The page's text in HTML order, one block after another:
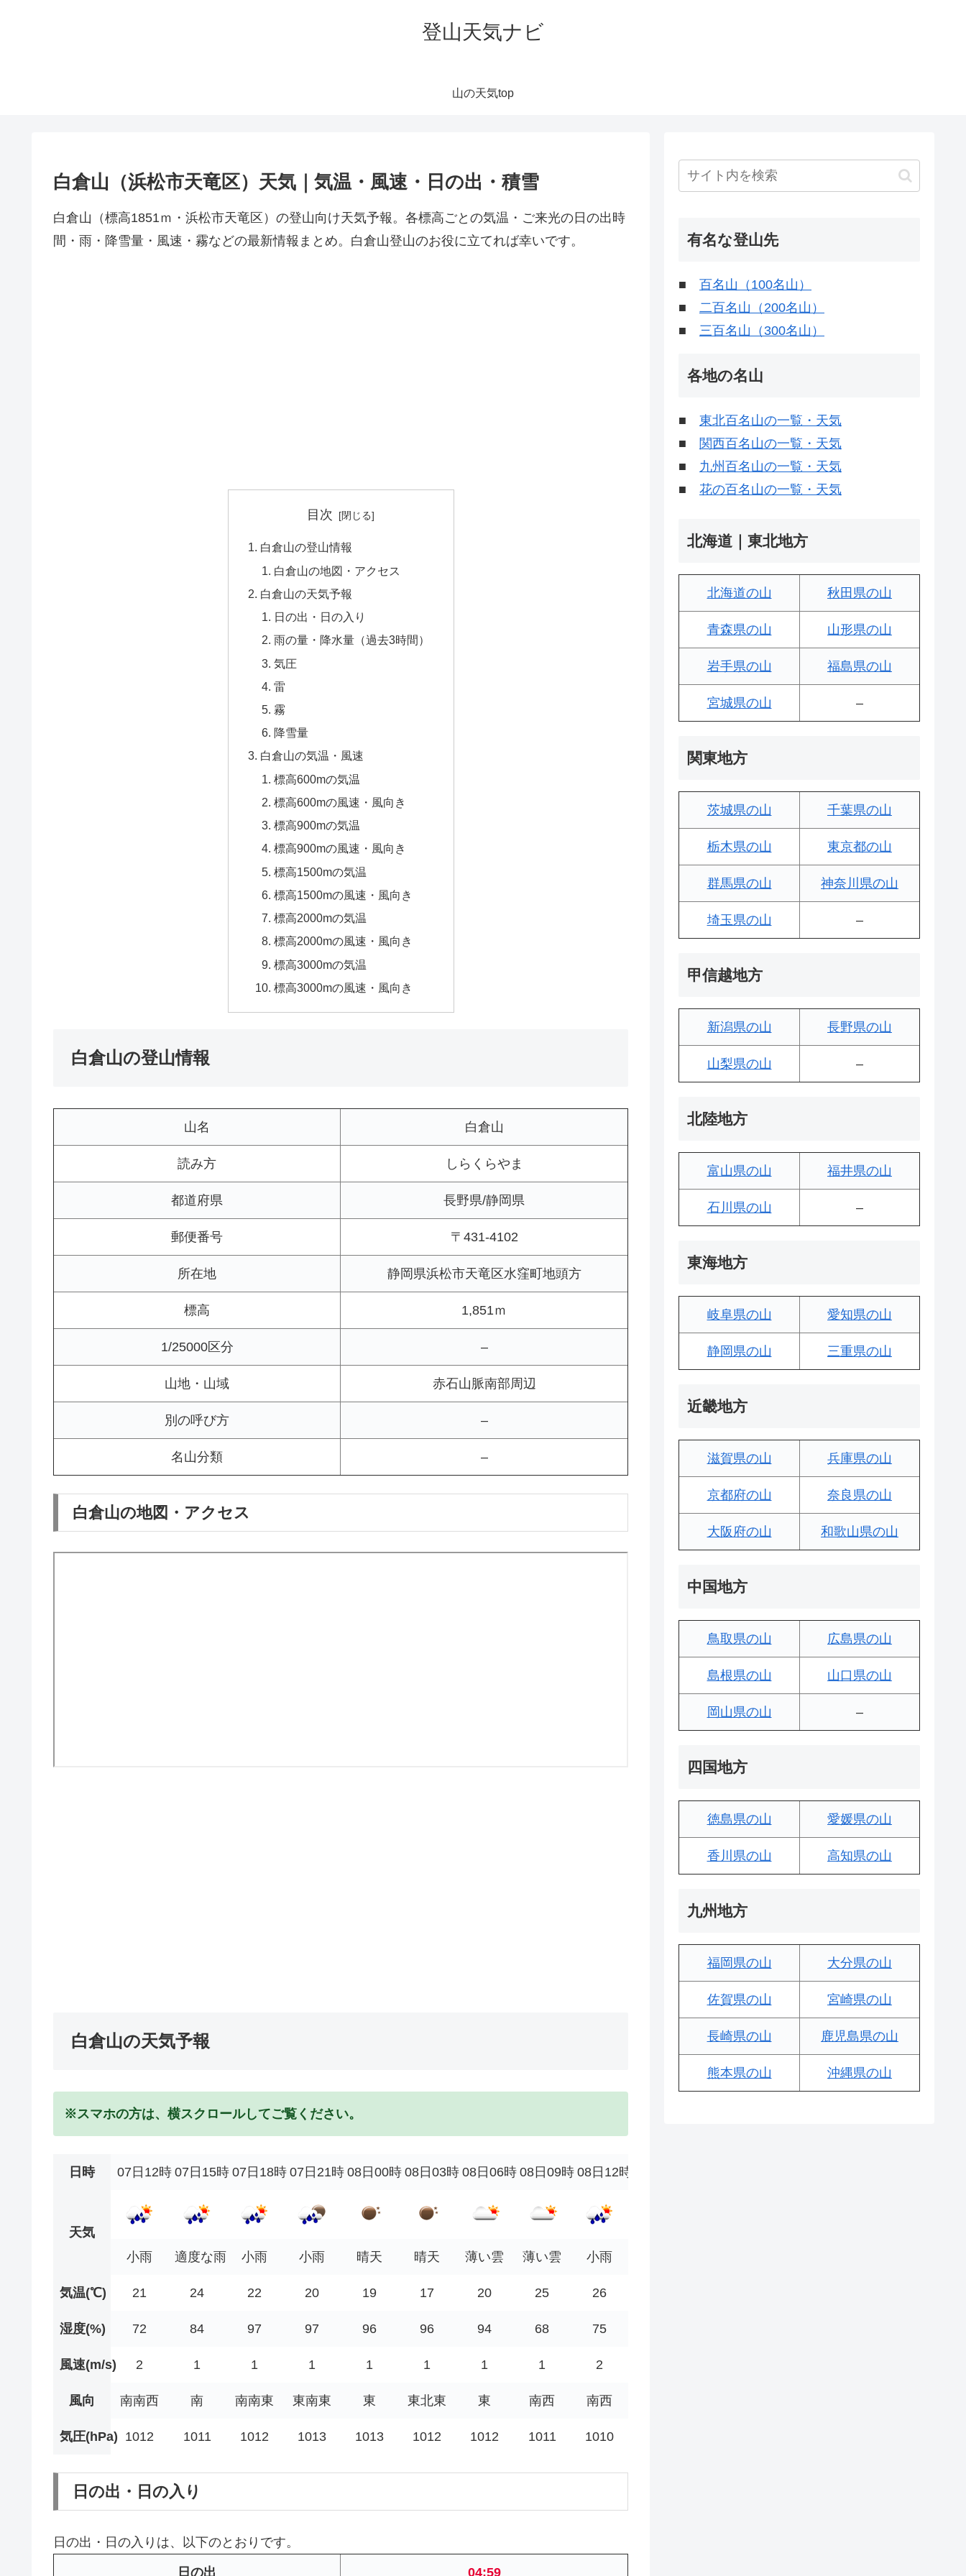
登山天気ナビ
山の天気top
白倉山（浜松市天竜区）天気｜気温・風速・日の出・積雪
白倉山（標高1851ｍ・浜松市天竜区）の登山向け天気予報。各標高ごとの気温・ご来光の日の出時
間・雨・降雪量・風速・霧などの最新情報まとめ。白倉山登山のお役に立てれば幸いです。
目次
白倉山の登山情報
白倉山の地図・アクセス
白倉山の天気予報
日の出・日の入り
雨の量・降水量（過去3時間）
気圧
雷
霧
降雪量
白倉山の気温・風速
標高600mの気温
標高600mの風速・風向き
標高900mの気温
標高900mの風速・風向き
標高1500mの気温
標高1500mの風速・風向き
標高2000mの気温
標高2000mの風速・風向き
標高3000mの気温
標高3000mの風速・風向き
白倉山の登山情報
山名 白倉山
読み方 しらくらやま
都道府県 長野県/静岡県
郵便番号 〒431-4102
所在地 静岡県浜松市天竜区水窪町地頭方
標高 1,851ｍ
1/25000区分 –
山地・山域 赤石山脈南部周辺
別の呼び方 –
名山分類 –
白倉山の地図・アクセス
白倉山の天気予報
※スマホの方は、横スクロールしてご覧ください。
日時 07日12時 07日15時 07日18時 07日21時 08日00時 08日03時 08日06時 08日09時 08日12時
天気
小雨
適度な雨 小雨 小雨 晴天 晴天 薄い雲 薄い雲 小雨
気温(℃) 21 24 22 20 19 17 20 25 26
湿度(%) 72 84 97 97 96 96 94 68 75
風速(m/s) 2 1 1 1 1 1 1 1 2
風向 南南西 南 南南東 東南東 東 東北東 東 南西 南西
気圧(hPa) 1012 1011 1012 1013 1013 1012 1012 1011 1010
日の出・日の入り
日の出・日の入りは、以下のとおりです。
日の出 04:59
有名な登山先
■ 百名山（100名山）
■ 二百名山（200名山）
■ 三百名山（300名山）
各地の名山
■ 東北百名山の一覧・天気
■ 関西百名山の一覧・天気
■ 九州百名山の一覧・天気
■ 花の百名山の一覧・天気
北海道｜東北地方
北海道の山 秋田県の山
青森県の山 山形県の山
岩手県の山 福島県の山
宮城県の山 –
関東地方
茨城県の山 千葉県の山
栃木県の山 東京都の山
群馬県の山 神奈川県の山
埼玉県の山 –
甲信越地方
新潟県の山 長野県の山
山梨県の山 –
北陸地方
富山県の山 福井県の山
石川県の山 –
東海地方
岐阜県の山 愛知県の山
静岡県の山 三重県の山
近畿地方
滋賀県の山 兵庫県の山
京都府の山 奈良県の山
大阪府の山 和歌山県の山
中国地方
鳥取県の山 広島県の山
島根県の山 山口県の山
岡山県の山 –
四国地方
徳島県の山 愛媛県の山
香川県の山 高知県の山
九州地方
福岡県の山 大分県の山
佐賀県の山 宮崎県の山
長崎県の山 鹿児島県の山
熊本県の山 沖縄県の山